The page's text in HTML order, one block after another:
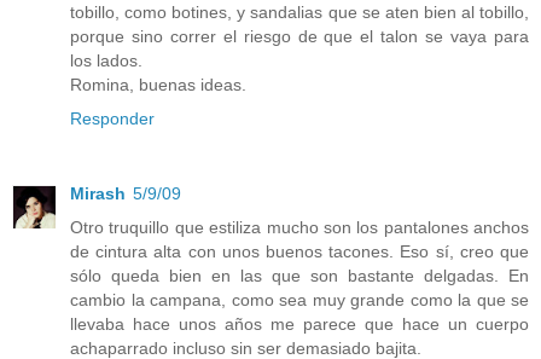
tobillo, como botines, y sandalias que se aten bien al tobillo,
porque sino correr el riesgo de que el talon se vaya para
los lados.
Romina, buenas ideas.
Responder
Mirash 5/9/09
Otro truquillo que estiliza mucho son los pantalones anchos
de cintura alta con unos buenos tacones. Eso sí, creo que
sólo queda bien en las que son bastante delgadas. En
cambio la campana, como sea muy grande como la que se
llevaba hace unos años me parece que hace un cuerpo
achaparrado incluso sin ser demasiado bajita.